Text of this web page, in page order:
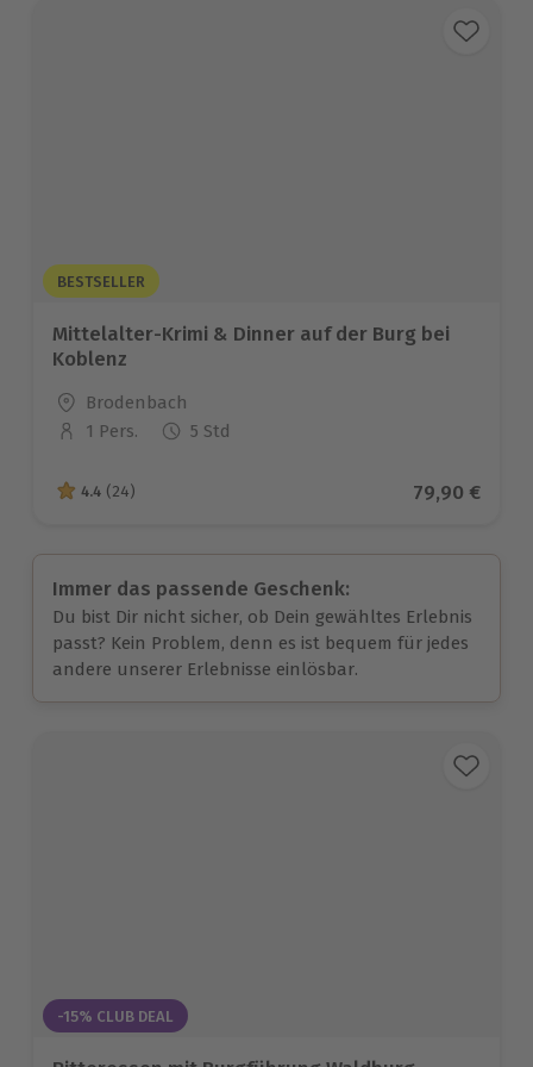
BESTSELLER
Mittelalter-Krimi & Dinner auf der Burg bei
Koblenz
Standort
Brodenbach
Anzahl der Teilnehmer
1 Pers. 5 Std
4.4 von 5 Sternen basierend auf 24 Bewertungen
4.4 (24) Aktueller
79,90 €
Immer das passende Geschenk:
Du bist Dir nicht sicher, ob Dein gewähltes Erlebnis
passt? Kein Problem, denn es ist bequem für jedes
andere unserer Erlebnisse einlösbar.
-15% CLUB DEAL